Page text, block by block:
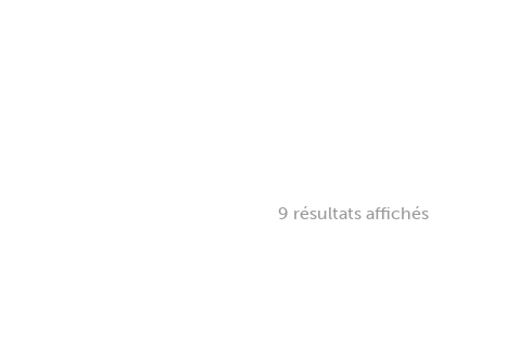
9 résultats affichés